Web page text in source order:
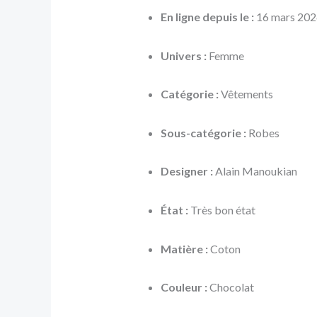
En ligne depuis le : 16 mars
Univers : Femme
Catégorie : Vêtements
Sous-catégorie : Robes
Designer : Alain Manoukian
État : Très bon état
Matière : Coton
Couleur : Chocolat